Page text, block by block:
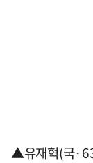
▲유재혁(국